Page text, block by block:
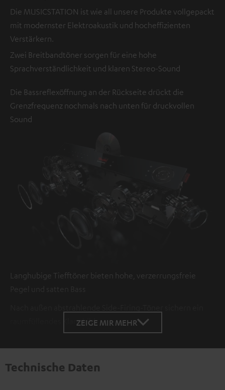
Die MUSICSTATION ist wie all unsere Produkte vollgepackt
mit modernster Elektroakustik und hocheffizienten
Verstärkern.
Zwei Breitbandtöner sorgen für eine hohe
Sprachverständlichkeit und klaren Stereo-Sound
Die Bassreflexöffnung an der Rückseite drückt die
Grenzfrequenz nochmals nach unten für druckvollen
Sound
Langhubige Tiefftöner bieten hohe, verzerrungsfreie
raumfüllendes KlangbildZEIGE MIR MEHR
Technische Daten